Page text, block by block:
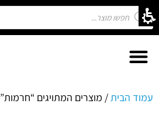
עמוד הבית/ מוצרים המתויגים “חרמות”